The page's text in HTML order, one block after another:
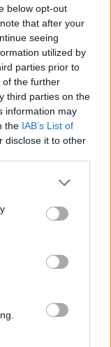
below opt-out
that after your
seeing
utilized by
parties prior to
of the further
third parties on the
information may
the IAB’s List of
disclose it to other